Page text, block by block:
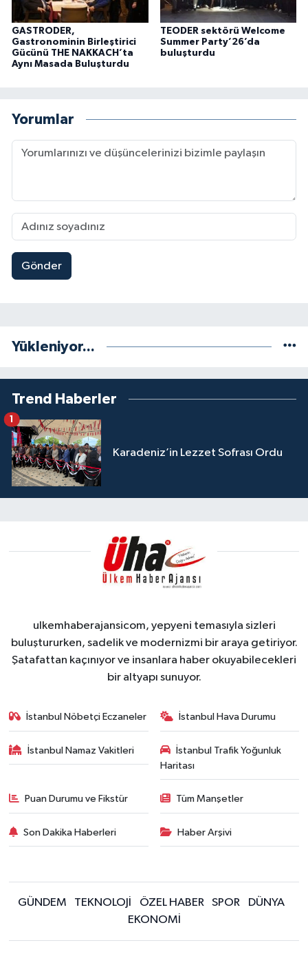
GASTRODER,
Gastronominin Birleştirici
Gücünü THE NAKKACH’ta
Aynı Masada Buluşturdu
TEODER sektörü Welcome
Summer Party’26’da
buluşturdu
Yorumlar
Gönder
Yükleniyor...
Trend Haberler
Karadeniz’in Lezzet Sofrası Ordu
1
ulkemhaberajansicom, yepyeni temasıyla sizleri
buluştururken, sadelik ve modernizmi bir araya getiriyor.
Şatafattan kaçınıyor ve insanlara haber okuyabilecekleri
bir altyapı sunuyor.
İstanbul Nöbetçi Eczaneler İstanbul Hava Durumu
İstanbul Namaz Vakitleri
İstanbul Trafik Yoğunluk
Haritası
Puan Durumu ve Fikstür Tüm Manşetler
Son Dakika Haberleri Haber Arşivi
GÜNDEM TEKNOLOJİ ÖZEL HABER SPOR
DÜNYA
EKONOMİ